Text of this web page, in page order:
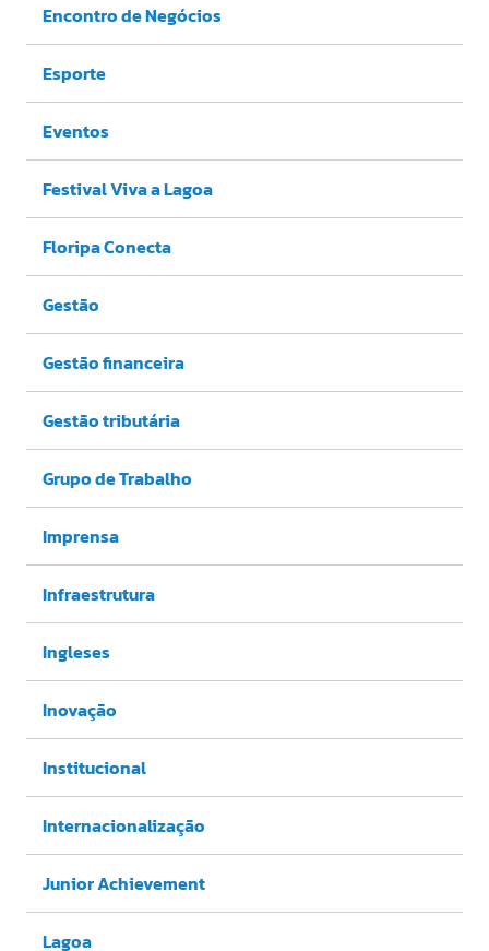
Encontro de Negócios
Esporte
Eventos
Festival Viva a Lagoa
Floripa Conecta
Gestão
Gestão financeira
Gestão tributária
Grupo de Trabalho
Imprensa
Infraestrutura
Ingleses
Inovação
Institucional
Internacionalização
Junior Achievement
Lagoa